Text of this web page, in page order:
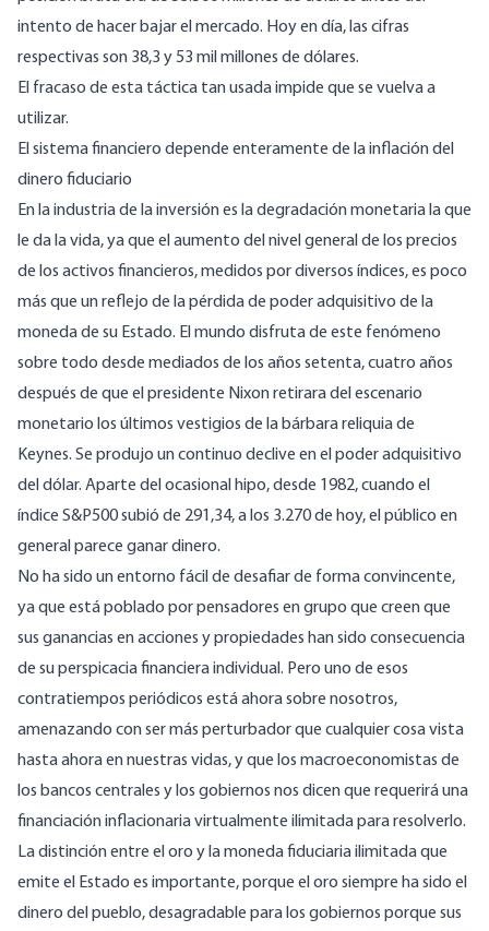
intento de hacer bajar el mercado. Hoy en día, las cifras
respectivas son 38,3 y 53 mil millones de dólares.
El fracaso de esta táctica tan usada impide que se vuelva a
utilizar.
El sistema financiero depende enteramente de la inflación del
dinero fiduciario
En la industria de la inversión es la degradación monetaria la que
le da la vida, ya que el aumento del nivel general de los precios
de los activos financieros, medidos por diversos índices, es poco
más que un reflejo de la pérdida de poder adquisitivo de la
moneda de su Estado. El mundo disfruta de este fenómeno
sobre todo desde mediados de los años setenta, cuatro años
después de que el presidente Nixon retirara del escenario
monetario los últimos vestigios de la bárbara reliquia de
Keynes. Se produjo un continuo declive en el poder adquisitivo
del dólar. Aparte del ocasional hipo, desde 1982, cuando el
índice S&P500 subió de 291,34, a los 3.270 de hoy, el público en
general parece ganar dinero.
No ha sido un entorno fácil de desafiar de forma convincente,
ya que está poblado por pensadores en grupo que creen que
sus ganancias en acciones y propiedades han sido consecuencia
de su perspicacia financiera individual. Pero uno de esos
contratiempos periódicos está ahora sobre nosotros,
amenazando con ser más perturbador que cualquier cosa vista
hasta ahora en nuestras vidas, y que los macroeconomistas de
los bancos centrales y los gobiernos nos dicen que requerirá una
financiación inflacionaria virtualmente ilimitada para resolverlo.
La distinción entre el oro y la moneda fiduciaria ilimitada que
emite el Estado es importante, porque el oro siempre ha sido el
dinero del pueblo, desagradable para los gobiernos porque sus